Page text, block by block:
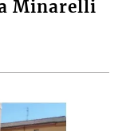
Minarelli